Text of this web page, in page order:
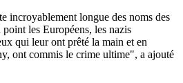
incroyablement longue des noms des
les Européens, les nazis
qui leur ont prêté la main et en
ont commis le crime ultime", a ajouté